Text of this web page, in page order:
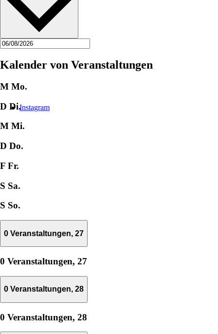
Facebook
Instagram
Kalender von Veranstaltungen
M Mo.
D Di.
M Mi.
D Do.
F Fr.
S Sa.
S So.
0 Veranstaltungen, 27
0 Veranstaltungen, 27
0 Veranstaltungen, 28
0 Veranstaltungen, 28